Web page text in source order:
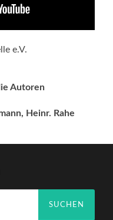
e.V.
Autoren
Heinr. Rahe